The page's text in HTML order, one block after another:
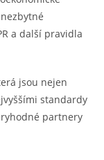
a další pravidla
jsou nejen
standardy
partnery